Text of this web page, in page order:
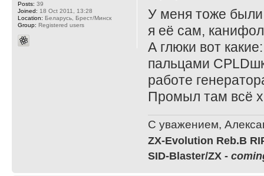
У меня тоже
я её сам,
А глюки вот
пальцами
работе
Промыл там всё
С уважением,
ZX-Evolution Reb.B
SID-Blaster/ZX -
Posts: 39
Joined: 18 Oct 2011, 13:28
Location: Беларусь, Брест/Минск
Group: Registered users